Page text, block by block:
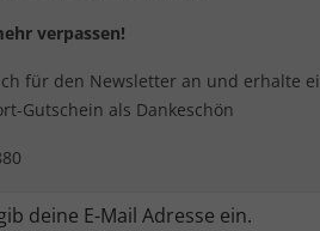
verpassen!
für den Newsletter an und erhalte
Gutschein als Dankeschön